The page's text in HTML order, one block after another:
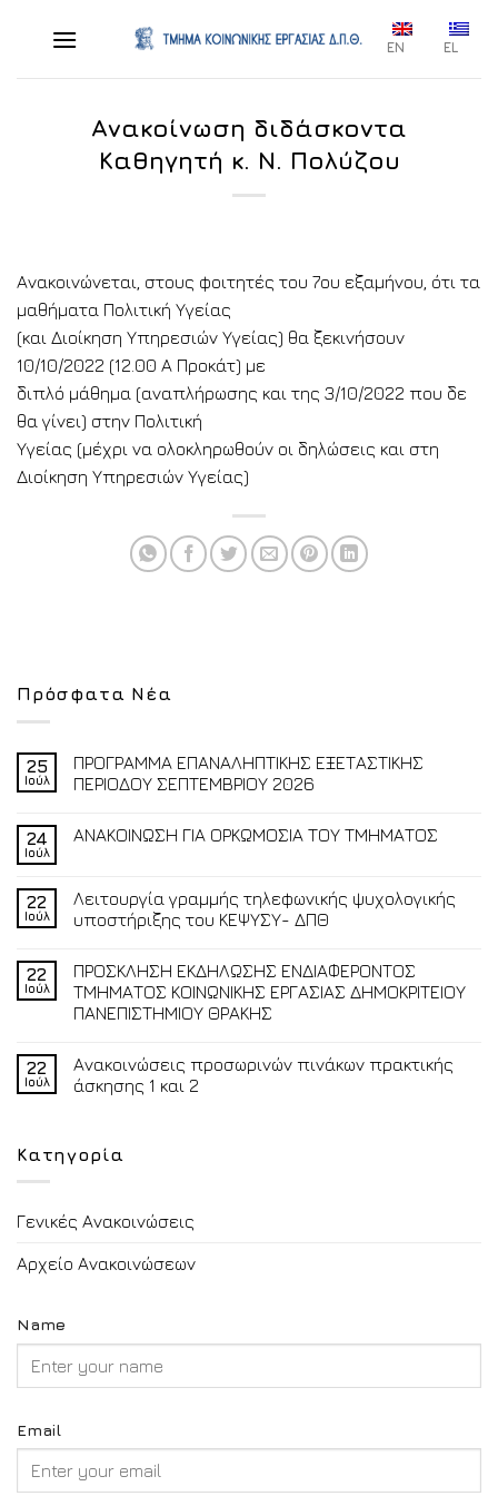
EN EL
Ανακοίνωση διδάσκοντα
Καθηγητή κ. Ν. Πολύζου
Ανακοινώνεται, στους φοιτητές του 7ου εξαμήνου, ότι τα
μαθήματα Πολιτική Υγείας
(και Διοίκηση Υπηρεσιών Υγείας) θα ξεκινήσουν
10/10/2022 (12.00 Α Προκάτ) με
διπλό μάθημα (αναπλήρωσης και της 3/10/2022 που δε
θα γίνει) στην Πολιτική
Υγείας (μέχρι να ολοκληρωθούν οι δηλώσεις και στη
Διοίκηση Υπηρεσιών Υγείας)
Πρόσφατα Νέα
25
Ιούλ
ΠΡΟΓΡΑΜΜΑ ΕΠΑΝΑΛΗΠΤΙΚΗΣ ΕΞΕΤΑΣΤΙΚΗΣ
ΠΕΡΙΟΔΟΥ ΣΕΠΤΕΜΒΡΙΟΥ 2026
24
Ιούλ
ΑΝΑΚΟΙΝΩΣΗ ΓΙΑ ΟΡΚΩΜΟΣΙΑ ΤΟΥ ΤΜΗΜΑΤΟΣ
22
Ιούλ
Λειτουργία γραμμής τηλεφωνικής ψυχολογικής
υποστήριξης του ΚΕΨΥΣΥ- ΔΠΘ
22
Ιούλ
ΠΡΟΣΚΛΗΣΗ ΕΚΔΗΛΩΣΗΣ ΕΝΔΙΑΦΕΡΟΝΤΟΣ
ΤΜΗΜΑΤΟΣ ΚΟΙΝΩΝΙΚΗΣ ΕΡΓΑΣΙΑΣ ΔΗΜΟΚΡΙΤΕΙΟΥ
ΠΑΝΕΠΙΣΤΗΜΙΟΥ ΘΡΑΚΗΣ
22
Ιούλ
Ανακοινώσεις προσωρινών πινάκων πρακτικής
άσκησης 1 και 2
Κατηγορία
Γενικές Ανακοινώσεις
Αρχείο Ανακοινώσεων
Name
Email